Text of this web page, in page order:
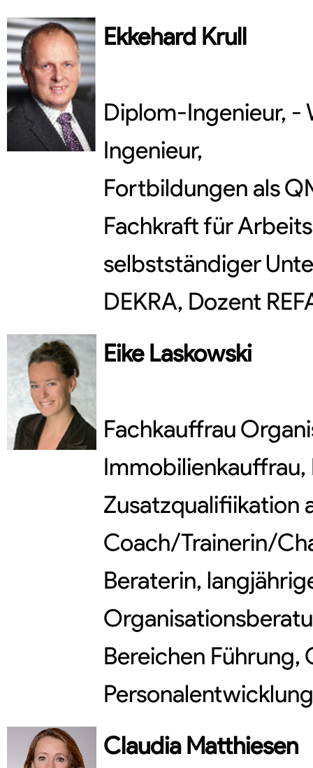
Ekkehard Krull
Diplom-Ingenieur, -
Ingenieur,
Fortbildungen als
Fachkraft für
selbstständiger
DEKRA, Dozent
Eike Laskowski
Fachkauffrau
Zusatzqualifiikation
Coach/Trainerin/
Beraterin,
Bereichen
Claudia Matthiesen